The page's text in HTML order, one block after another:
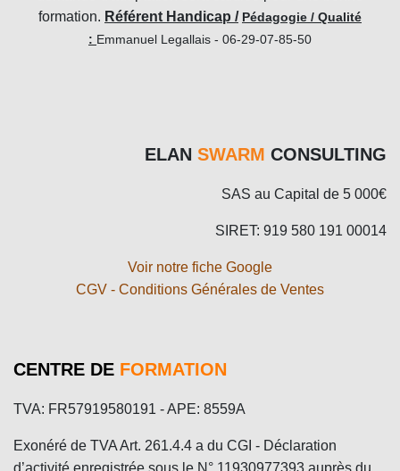
formation. Référent Handicap / Pédagogie / Qualité
: Emmanuel Legallais - 06-29-07-85-50
ELAN SWARM CONSULTING
SAS au Capital de 5 000€
SIRET: 919 580 191 00014
Voir notre fiche Google
CGV - Conditions Générales de Ventes
CENTRE DE FORMATION
TVA: FR57919580191 - APE: 8559A
Exonéré de TVA Art. 261.4.4 a du CGI - Déclaration
d’activité enregistrée sous le N° 11930977393 auprès du